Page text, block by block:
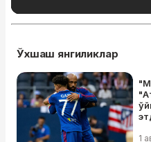
Ўхшаш янгиликлар
1